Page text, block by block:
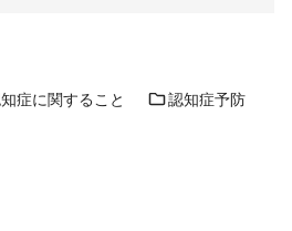
症に関すること 認知症予防